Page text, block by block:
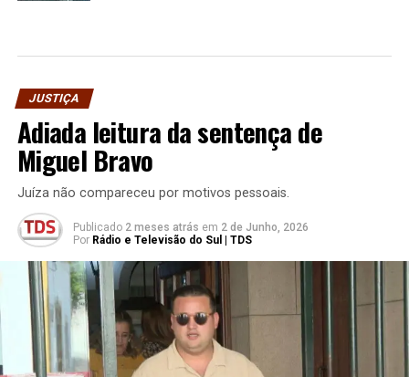
JUSTIÇA
Adiada leitura da sentença de
Miguel Bravo
Juíza não compareceu por motivos pessoais.
Publicado 2 meses atrás em 2 de Junho, 2026
Por Rádio e Televisão do Sul | TDS